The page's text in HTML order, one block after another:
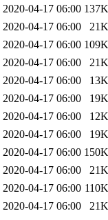
2020-04-17 06:00 137K
2020-04-17 06:00
21K
2020-04-17 06:00 109K
2020-04-17 06:00
21K
2020-04-17 06:00
13K
2020-04-17 06:00
19K
2020-04-17 06:00
12K
2020-04-17 06:00
19K
2020-04-17 06:00 150K
2020-04-17 06:00
21K
2020-04-17 06:00 110K
2020-04-17 06:00
21K